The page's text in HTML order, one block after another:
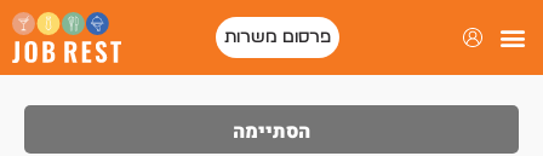
פרסום משרות
הסתיימה